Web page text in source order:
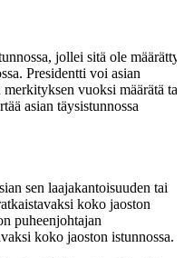
jollei sitä ole määrätty
Presidentti voi asian
vuoksi määrätä tai
asian täysistunnossa
sen laajakantoisuuden tai
koko jaoston
puheenjohtajan
koko jaoston istunnossa.